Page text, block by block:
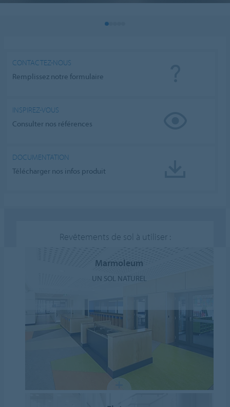
CONTACTEZ-NOUS
Remplissez notre formulaire
INSPIREZ-VOUS
Consulter nos références
DOCUMENTATION
Télécharger nos infos produit
Revêtements de sol à utiliser :
Marmoleum
UN SOL NATUREL